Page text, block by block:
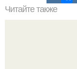
Читайте также